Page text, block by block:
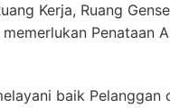
Kerja, Ruang
Penataan
baik Pelanggan